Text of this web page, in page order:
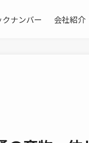
クナンバー 会社紹介